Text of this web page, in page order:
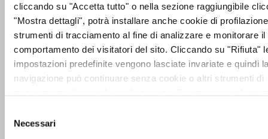
cliccando su "Accetta tutto" o nella sezione raggiungibile
"Mostra dettagli", potrà installare anche cookie di
strumenti di tracciamento al fine di analizzare e monitorare il
comportamento dei visitatori del sito. Cliccando su "Rifiuta"
impostazioni predefinite vengono lasciate invariate e quindi
navigazione può continuare senza cookie o altri strumenti di
delNecessari